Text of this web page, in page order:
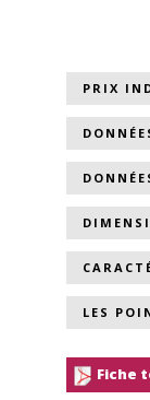
PRIX
LES
Fiche